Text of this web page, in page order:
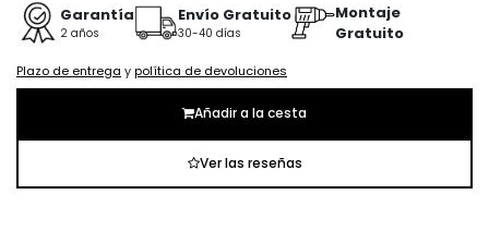
Garantía
2 años
Envío Gratuito
30-40 días
Montaje
Gratuito
Plazo de entrega ypolítica de devoluciones
Añadir a la cesta
Ver las reseñas